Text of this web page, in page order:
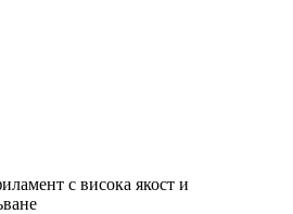
с висока якост и